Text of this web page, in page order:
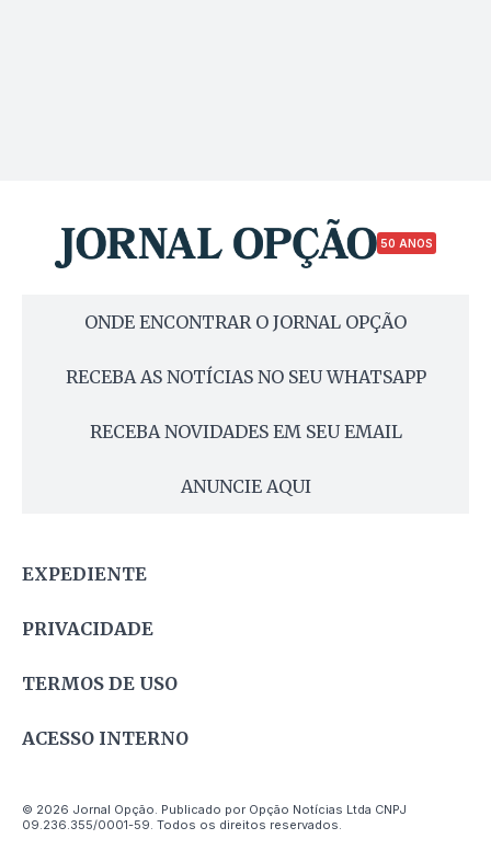
50 ANOS
ONDE ENCONTRAR O JORNAL OPÇÃO
RECEBA AS NOTÍCIAS NO SEU WHATSAPP
RECEBA NOVIDADES EM SEU EMAIL
ANUNCIE AQUI
EXPEDIENTE
PRIVACIDADE
TERMOS DE USO
ACESSO INTERNO
© 2026 Jornal Opção. Publicado por Opção Notícias Ltda CNPJ
09.236.355/0001-59. Todos os direitos reservados.